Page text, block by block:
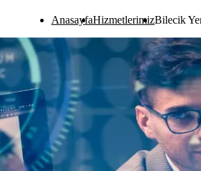
AnasayfaHizmetlerimizBilecik